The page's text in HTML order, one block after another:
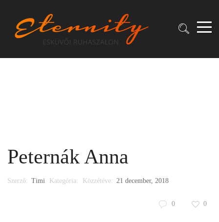
Peternák Anna
Szerző: Timi Kategória: Közzétéve: 21 december, 2018
0 0